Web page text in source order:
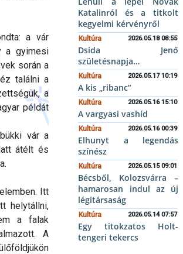
a vár
a gyimesi
során a
találni a
a
példát
vár a
átélt és
Itt
helytállni,
a falak
A
Katalinról és a titkolt
kegyelmi kérvényről
Kultúra 2026.05.18 08:55
Dsida Jenő
születésnapja…
Kultúra 2026.05.17 10:19
A kis „ribanc”
Kultúra 2026.05.16 15:10
A vargyasi vashíd
Kultúra 2026.05.16 00:39
Elhunyt a legendás
színész
Kultúra 2026.05.15 09:01
Bécsből, Kolozsvárra –
hamarosan indul az új
légitársaság
Kultúra 2026.05.14 07:57
Egy titokzatos Holt-
tengeri tekercs